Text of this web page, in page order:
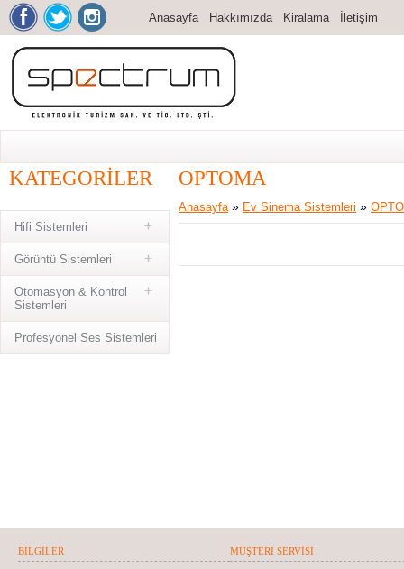
Anasayfa Hakkımızda Kiralama İletişim
KATEGORILER
Hifi Sistemleri
Görüntü Sistemleri
Otomasyon & Kontrol
Sistemleri
Profesyonel Ses Sistemleri
OPTOMA
Anasayfa » Ev Sinema Sistemleri »
BILGILER MÜŞTERI SERVISI